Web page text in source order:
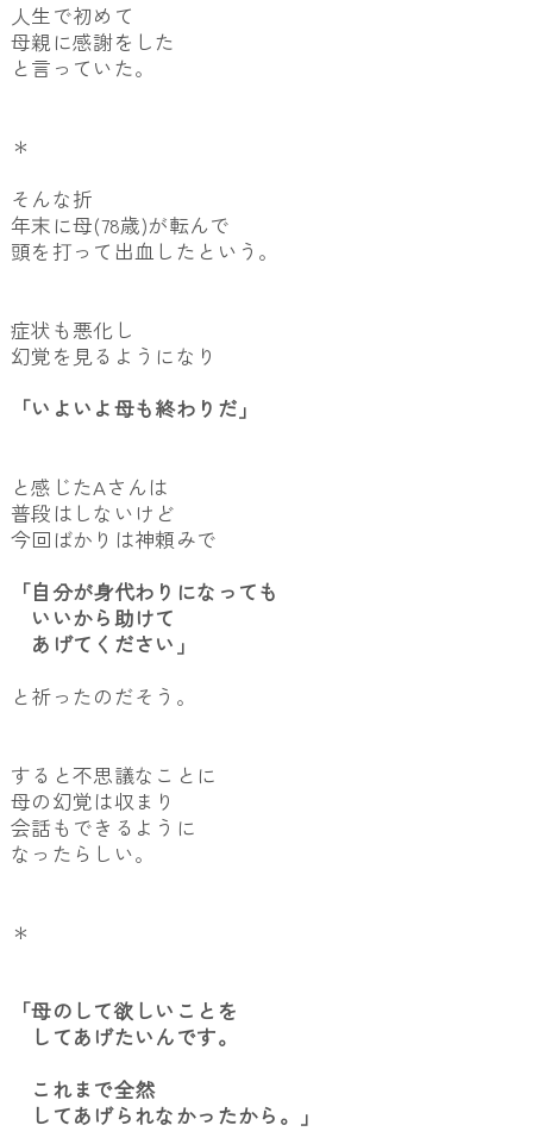
人生で初めて
母親に感謝をした
と言っていた。
＊
そんな折
年末に母(78歳)が転んで
頭を打って出血したという。
症状も悪化し
幻覚を見るようになり
「いよいよ母も終わりだ」
と感じたAさんは
普段はしないけど
今回ばかりは神頼みで
「自分が身代わりになっても
いいから助けて
あげてください」
と祈ったのだそう。
すると不思議なことに
母の幻覚は収まり
会話もできるように
なったらしい。
＊
「母のして欲しいことを
してあげたいんです。
これまで全然
してあげられなかったから。」